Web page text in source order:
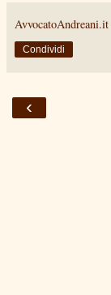
AvvocatoAndreani.it
Condividi
‹